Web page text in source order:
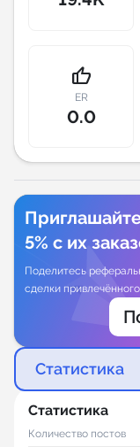
thumb_up
ER
0.0
5% с их
Поделитесь
сделки
Статистика
Статистика
Количество постов